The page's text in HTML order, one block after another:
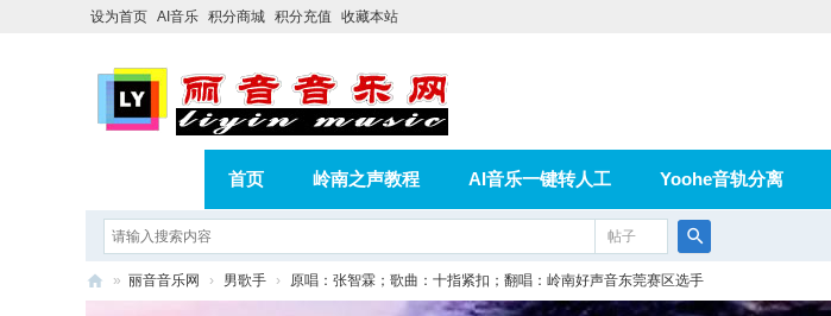
设为首页 AI音乐 积分商城 积分充值 收藏本站
首页 岭南之声教程 AI音乐一键转人工 Yoohe音轨分离
在线论坛
相册 分享 记录
帖子
搜
索
» 丽音音乐网 › 男歌手 › 原唱：张智霖；歌曲：十指紧扣；翻唱：岭南好声音东莞赛区选手